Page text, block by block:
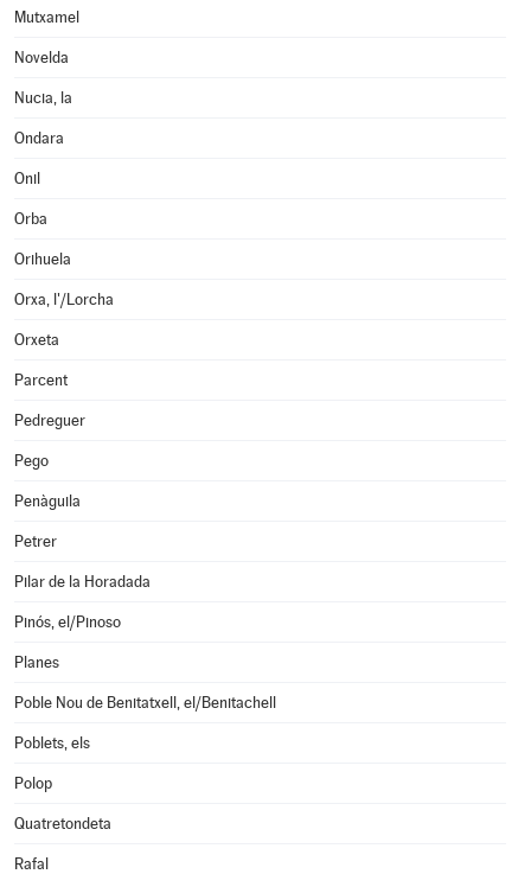
Mutxamel
Novelda
Nucia, la
Ondara
Onil
Orba
Orihuela
Orxa, l'/Lorcha
Orxeta
Parcent
Pedreguer
Pego
Penàguila
Petrer
Pilar de la Horadada
Pinós, el/Pinoso
Planes
Poble Nou de Benitatxell, el/Benitachell
Poblets, els
Polop
Quatretondeta
Rafal